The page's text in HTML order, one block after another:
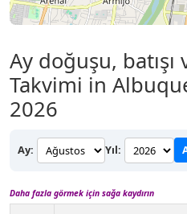
Ay doğuşu, batışı
Takvimi in
2026
Ay: Yıl:
Daha fazla görmek için sağa kaydırın